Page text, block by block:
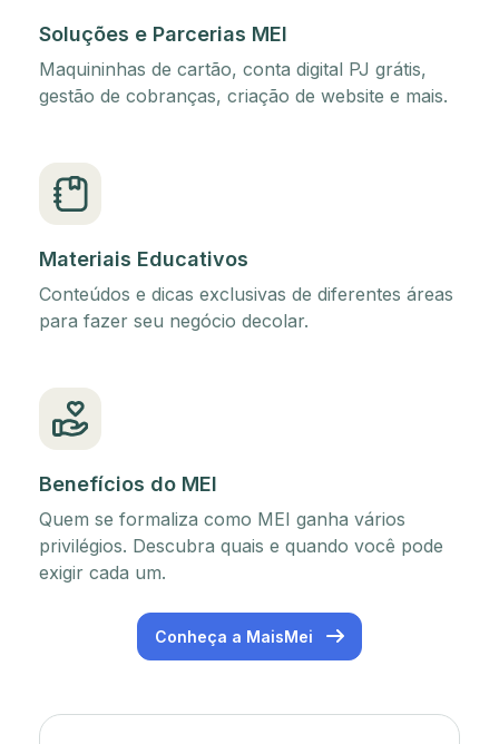
Soluções e Parcerias MEI
Maquininhas de cartão, conta digital PJ grátis,
gestão de cobranças, criação de website e mais.
Materiais Educativos
Conteúdos e dicas exclusivas de diferentes áreas
para fazer seu negócio decolar.
Benefícios do MEI
Quem se formaliza como MEI ganha vários
privilégios. Descubra quais e quando você pode
exigir cada um.
Conheça a MaisMei